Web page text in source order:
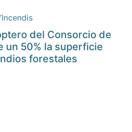
del Consorcio de
un 50% la superficie
forestales